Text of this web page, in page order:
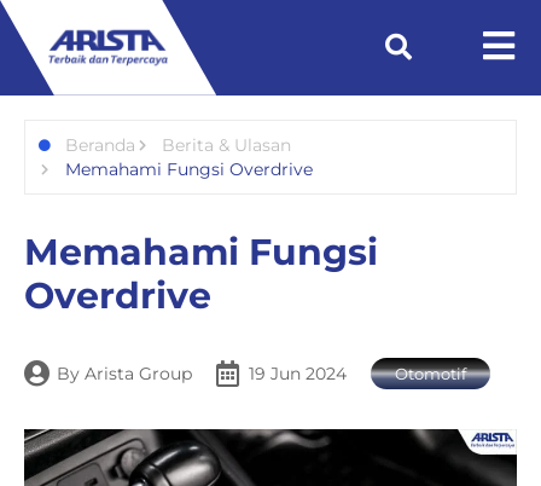
Beranda
Berita & Ulasan
Memahami Fungsi Overdrive
Memahami Fungsi
Overdrive
By Arista Group 19 Jun 2024 Otomotif